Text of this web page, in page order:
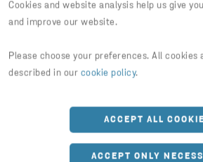
Cookies and website analysis help us give
and improve our website.
Please choose your preferences. All cookies
described in our cookie policy.
ACCEPT ALL
ACCEPT ONLY